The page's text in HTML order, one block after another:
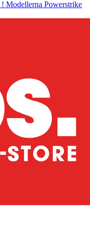
! Modellerna Powerstrike